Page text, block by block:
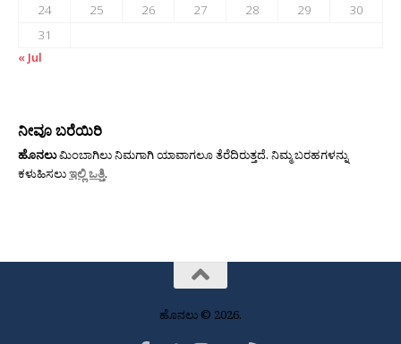
24
25 26 27 28 29
30
31
« Jul
ನೀವೂ ಬರೆಯಿರಿ
ಹೊನಲುಮಿಂಬಾಗಿಲು ನಿಮಗಾಗಿ ಯಾವಾಗಲೂ ತೆರೆದಿರುತ್ತದೆ. ನಿಮ್ಮ ಬರಹಗಳನ್ನು
ಕಳುಹಿಸಲುಇಲ್ಲಿ ಒತ್ತಿ.
ಹೊನಲು © 2026.